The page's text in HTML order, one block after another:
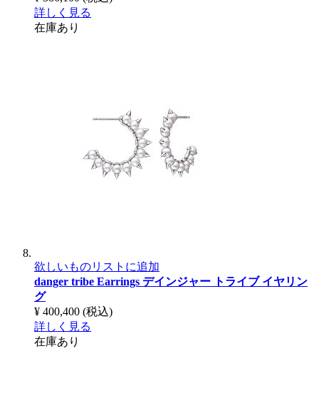
詳しく見る
在庫あり
欲しいものリストに追加
danger tribe Earrings デインジャー トライブ イヤリン
グ
¥ 400,400 (税込)
詳しく見る
在庫あり